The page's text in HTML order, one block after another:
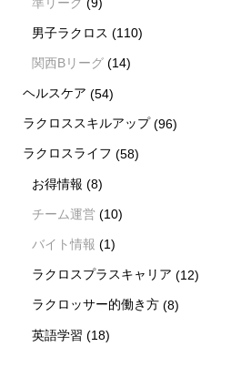
男子ラクロス (110)
関西Bリーグ (14)
ヘルスケア (54)
ラクロススキルアップ(96)
ラクロスライフ (58)
お得情報 (8)
チーム運営 (10)
バイト情報 (1)
ラクロスプラスキャリア (12)
ラクロッサー的働き方 (8)
英語学習 (18)